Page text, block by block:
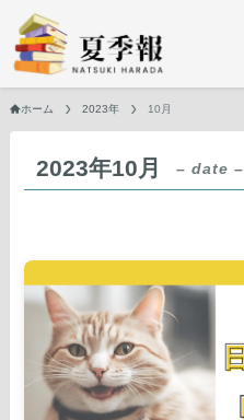
ホーム 2023年 10月
2023年10月 – date –